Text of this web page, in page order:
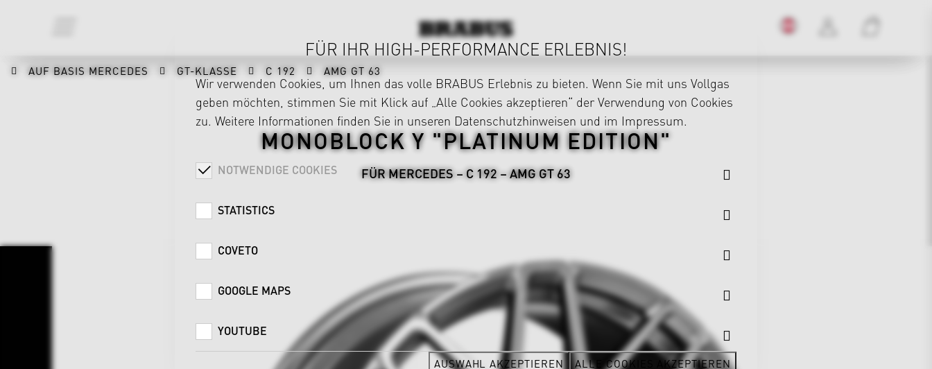
AUF BASIS MERCEDES GT-KLASSE C 192 AMG GT 63
MONOBLOCK Y "PLATINUM EDITION"
FÜR MERCEDES – C 192 – AMG GT 63
FÜR IHR HIGH-PERFORMANCE ERLEBNIS!
Wir verwenden Cookies, um Ihnen das volle BRABUS Erlebnis zu bieten. Wenn Sie mit uns Vollgas
geben möchten, stimmen Sie mit Klick auf „Alle Cookies akzeptieren“ der Verwendung von Cookies
zu. Weitere Informationen finden Sie in unseren Datenschutzhinweisen und im Impressum.
NOTWENDIGE COOKIES
STATISTICS
COVETO
GOOGLE MAPS
YOUTUBE
AUSWAHL AKZEPTIEREN ALLE COOKIES AKZEPTIEREN